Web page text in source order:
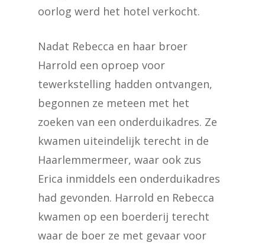
oorlog werd het hotel verkocht.
Nadat Rebecca en haar broer
Harrold een oproep voor
tewerkstelling hadden ontvangen,
begonnen ze meteen met het
zoeken van een onderduikadres. Ze
kwamen uiteindelijk terecht in de
Haarlemmermeer, waar ook zus
Erica inmiddels een onderduikadres
had gevonden. Harrold en Rebecca
kwamen op een boerderij terecht
waar de boer ze met gevaar voor